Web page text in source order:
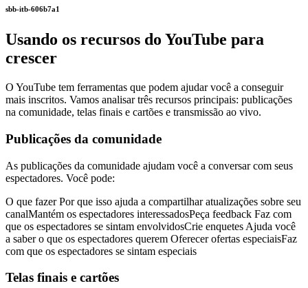
sbb-itb-606b7a1
Usando os recursos do YouTube para
crescer
O YouTube tem ferramentas que podem ajudar você a conseguir
mais inscritos. Vamos analisar três recursos principais: publicações
na comunidade, telas finais e cartões e transmissão ao vivo.
Publicações da comunidade
As publicações da comunidade ajudam você a conversar com seus
espectadores. Você pode:
O que fazer Por que isso ajuda a compartilhar atualizações sobre seu
canalMantém os espectadores interessadosPeça feedback Faz com
que os espectadores se sintam envolvidosCrie enquetes Ajuda você
a saber o que os espectadores querem Oferecer ofertas especiaisFaz
com que os espectadores se sintam especiais
Telas finais e cartões